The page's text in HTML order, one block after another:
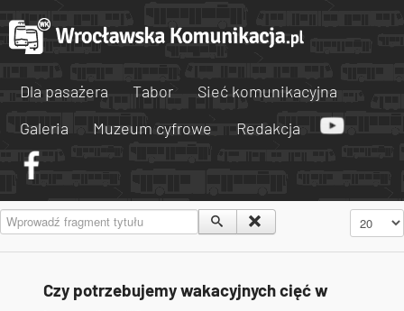
Dla pasażera Tabor
Sieć komunikacyjna
Galeria
Muzeum cyfrowe Redakcja
Wprowadź fragment tytułu Pokaż #
Czy potrzebujemy wakacyjnych cięć w